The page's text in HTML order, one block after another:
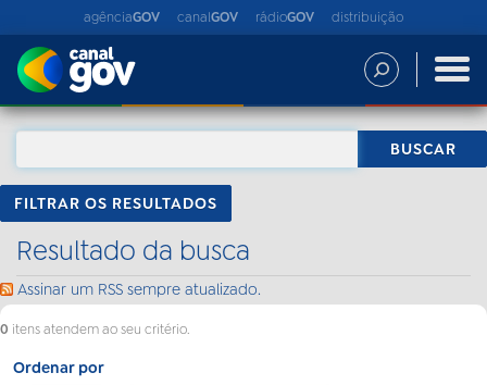
agênciaGOV canalGOV rádioGOV distribuição
FILTRAR OS RESULTADOS
Resultado da busca
Assinar um RSS sempre atualizado.
0 itens atendem ao seu critério.
Ordenar por